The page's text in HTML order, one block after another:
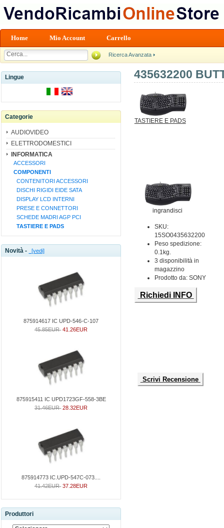
Home Mio Account Carrello
Ricerca Avanzata
Lingue
Categorie
AUDIOVIDEO
ELETTRODOMESTICI
INFORMATICA
ACCESSORI
COMPONENTI
CONTENITORI ACCESSORI
DISCHI RIGIDI EIDE SATA
DISPLAY LCD INTERNI
PRESE E CONNETTORI
SCHEDE MADRI AGP PCI
TASTIERE E PADS
Novità - [vedi]
875914617 IC UPD-546-C-107
45.85EUR 41.26EUR
875915411 IC UPD1723GF-558-3BE
31.46EUR 28.32EUR
875914773 IC.UPD-547C-073....
41.42EUR 37.28EUR
Produttori
435632200
TASTIERE E PADS
ingrandisci
SKU:
15SO0435632200
Peso spedizione:
0.1kg.
3 disponibilità in
magazzino
Prodotto da: SONY
Richiedi INFO
Scrivi Recensione